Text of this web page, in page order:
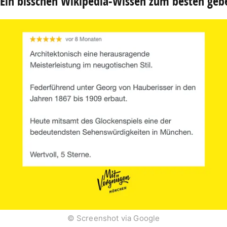
© Screenshot via Google